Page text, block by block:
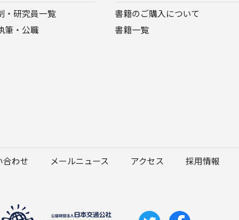
・研究員一覧
筆・公職
書籍のご購入について
書籍一覧
合わせ メールニュース アクセス 採用情報